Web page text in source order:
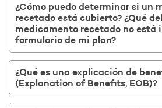
¿Cómo puedo determinar si un
recetado está cubierto? ¿Qué
medicamento recetado no está
formulario de mi plan?
¿Qué es una explicación de
(Explanation of Benefits, EOB)?